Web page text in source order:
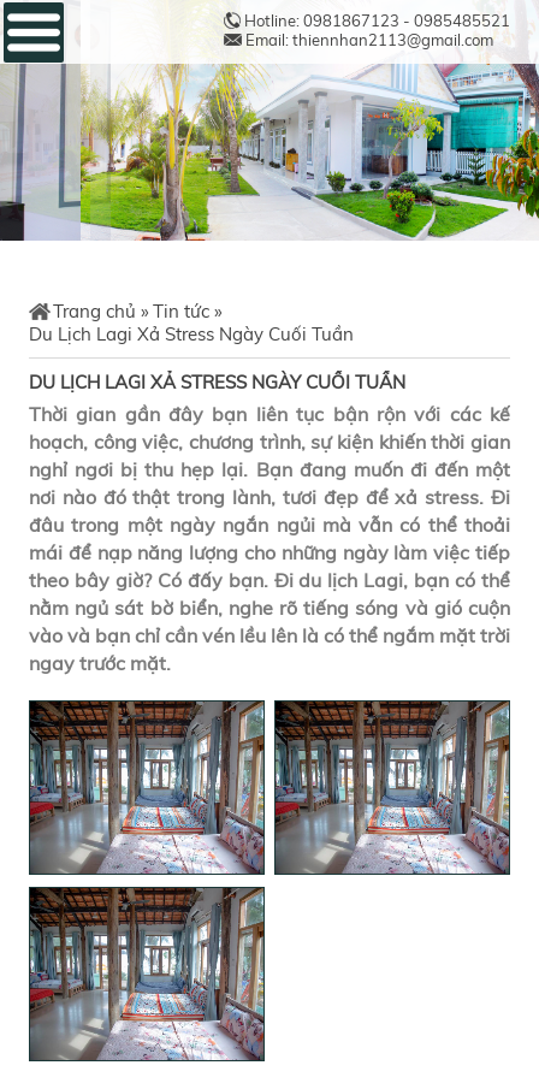
Hotline: 0981867123 - 0985485521
Email: thiennhan2113@gmail.com
Trang chủ » Tin tức »
Du Lịch Lagi Xả Stress Ngày Cuối Tuần
DU LỊCH LAGI XẢ STRESS NGÀY CUỐI TUẦN
Thời gian gần đây bạn liên tục bận rộn với các kế
hoạch, công việc, chương trình, sự kiện khiến thời gian
nghỉ ngơi bị thu hẹp lại. Bạn đang muốn đi đến một
nơi nào đó thật trong lành, tươi đẹp để xả stress. Đi
đâu trong một ngày ngắn ngủi mà vẫn có thể thoải
mái để nạp năng lượng cho những ngày làm việc tiếp
theo bây giờ? Có đấy bạn. Đi du lịch Lagi, bạn có thể
nằm ngủ sát bờ biển, nghe rõ tiếng sóng và gió cuộn
vào và bạn chỉ cần vén lều lên là có thể ngắm mặt trời
ngay trước mặt.